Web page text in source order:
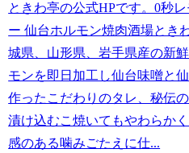
ときわ亭の公式HPです。0秒
ー 仙台ホルモン焼肉酒場とき
城県、山形県、岩手県産の新
モンを即日加工し仙台味噌と
作ったこだわりのタレ、秘伝
漬け込むこ焼いてもやわらか
感のある噛みごたえに仕...